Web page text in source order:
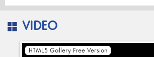
VIDEO
HTML5 Gallery Free Version